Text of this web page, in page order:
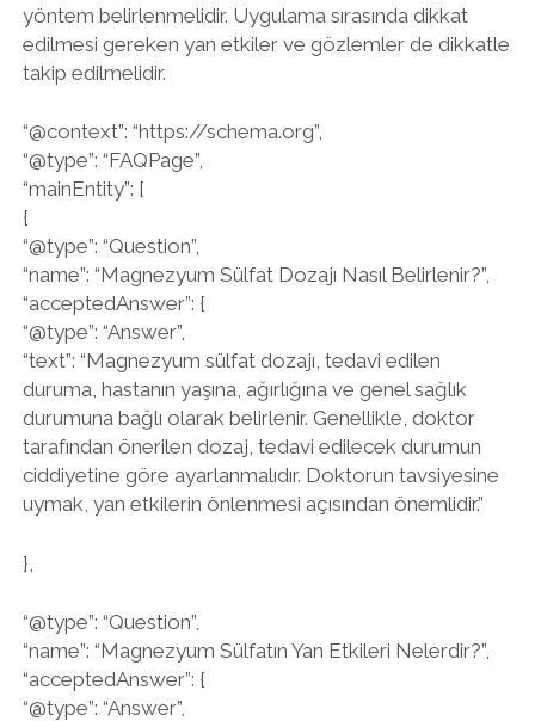
yöntem belirlenmelidir. Uygulama sırasında dikkat
edilmesi gereken yan etkiler ve gözlemler de dikkatle
takip edilmelidir.
“@context”: “https://schema.org”,
“@type”: “FAQPage”,
“mainEntity”: [
{
“@type”: “Question”,
“name”: “Magnezyum Sülfat Dozajı Nasıl Belirlenir?”,
“acceptedAnswer”: {
“@type”: “Answer”,
“text”: “Magnezyum sülfat dozajı, tedavi edilen
duruma, hastanın yaşına, ağırlığına ve genel sağlık
durumuna bağlı olarak belirlenir. Genellikle, doktor
tarafından önerilen dozaj, tedavi edilecek durumun
ciddiyetine göre ayarlanmalıdır. Doktorun tavsiyesine
uymak, yan etkilerin önlenmesi açısından önemlidir.”
},
“@type”: “Question”,
“name”: “Magnezyum Sülfatın Yan Etkileri Nelerdir?”,
“acceptedAnswer”: {
“@type”: “Answer”,